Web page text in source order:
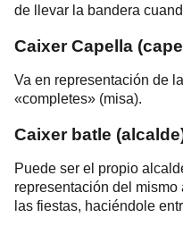
de llevar la bandera
Caixer Capella
Va en representación de
«completes» (misa).
Caixer batle
Puede ser el propio
representación del
las fiestas, haciéndole